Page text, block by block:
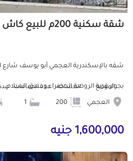
شقة سكنية 200م للبيع كاش بالعجمي الإسكندرية
شقه بالإسكندرية العجمي أبو يوسف شارع
بجوار قرية الروضة الخضراء وفندق السلام...
الموقع
العجمي
المساحة عدد الحمامات
1,600,000 جنيه